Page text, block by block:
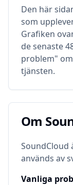
Den här
som
Grafiken
de senaste
problem"
tjänsten.
Om
Om
SoundCloud
används av
Vanliga